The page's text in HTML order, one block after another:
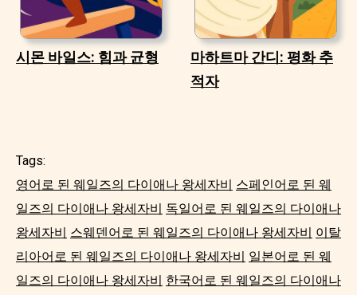
시몬 바일스: 힘과 균형
마하트마 간디: 평화 추
적자
Tags:
영어로 된 웨일즈의 다이애나 왕세자비 스페인어로 된 웨
일즈의 다이애나 왕세자비 독일어로 된 웨일즈의 다이애나
왕세자비 스웨덴어로 된 웨일즈의 다이애나 왕세자비 이탈
리아어로 된 웨일즈의 다이애나 왕세자비 일본어로 된 웨
일즈의 다이애나 왕세자비 한국어로 된 웨일즈의 다이애나